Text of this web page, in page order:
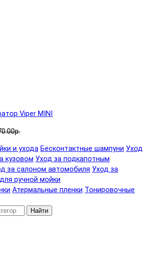
Viper MINI
и ухода Бесконтактные шампуни Уход
кузовом Уход за подкапотным
за салоном автомобиля Уход за
ручной мойки
Атермальные пленки Тонировочные
Найти